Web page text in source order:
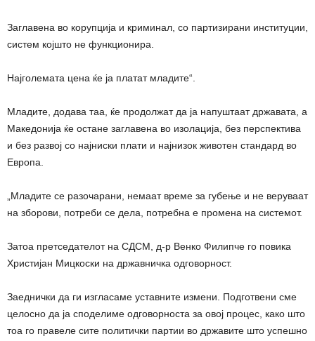
Заглавена во корупција и криминал, со партизирани институции,
систем којшто не функционира.
Најголемата цена ќе ја платат младите“.
Младите, додава таа, ќе продолжат да ја напуштаат државата, а
Македонија ќе остане заглавена во изолација, без перспектива
и без развој со најниски плати и најнизок животен стандард во
Европа.
„Младите се разочарани, немаат време за губење и не веруваат
на зборови, потреби се дела, потребна е промена на системот.
Затоа претседателот на СДСМ, д-р Венко Филипче го повика
Христијан Мицкоски на државничка одговорност.
Заеднички да ги изгласаме уставните измени. Подготвени сме
целосно да ја споделиме одговорноста за овој процес, како што
тоа го правеле сите политички партии во државите што успешно